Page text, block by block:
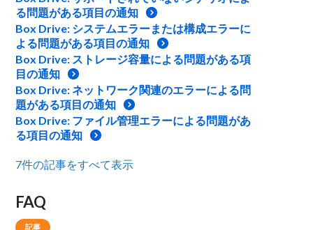
る問題がある項目の通知
Box Drive: システムエラーまたは構成エラーに
よる問題がある項目の通知
Box Drive: ストレージ容量による問題がある項
目の通知
Box Drive: ネットワーク関連のエラーによる問
題がある項目の通知
Box Drive: ファイル管理エラーによる問題があ
る項目の通知
7件の記事をすべて表示
FAQ
記事